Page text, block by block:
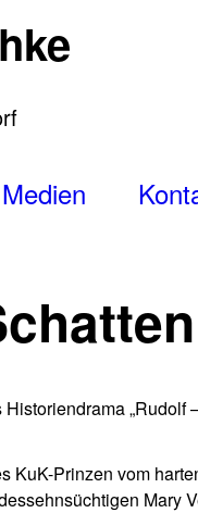
Medien
KuK-Prinzen vom
Mary